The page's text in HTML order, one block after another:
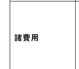
諸費用